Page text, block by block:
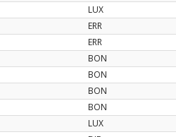
LUX
ERR
ERR
BON
BON
BON
BON
LUX